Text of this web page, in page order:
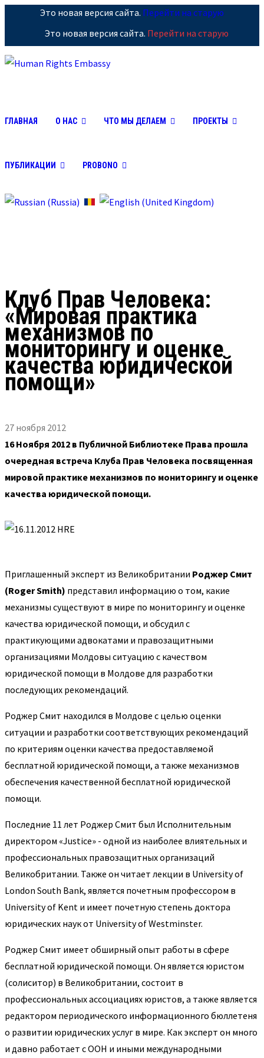
Это новая версия сайта. Перейти на старую
Это новая версия сайта. Перейти на старую
ГЛАВНАЯ О НАС ЧТО МЫ ДЕЛАЕМ ПРОЕКТЫ
ПУБЛИКАЦИИ PROBONO
Клуб Прав Человека:
«Мировая практика
механизмов по
мониторингу и оценке
качества юридической
помощи»
27 ноября 2012
16 Ноября 2012 в Публичной Библиотеке Права прошла
очередная встреча Клуба Прав Человека посвященная
мировой практике механизмов по мониторингу и оценке
качества юридической помощи.
Приглашенный эксперт из Великобритании Роджер Смит
(Roger Smith) представил информацию о том, какие
механизмы существуют в мире по мониторингу и оценке
качества юридической помощи, и обсудил с
практикующими адвокатами и правозащитными
организациями Молдовы ситуацию с качеством
юридической помощи в Молдове для разработки
последующих рекомендаций.
Роджер Смит находился в Молдове с целью оценки
ситуации и разработки соответствующих рекомендаций
по критериям оценки качества предоставляемой
бесплатной юридической помощи, а также механизмов
обеспечения качественной бесплатной юридической
помощи.
Последние 11 лет Роджер Смит был Исполнительным
директором «Justice» - одной из наиболее влиятельных и
профессиональных правозащитных организаций
Великобритании. Также он читает лекции в University of
London South Bank, является почетным профессором в
University of Kent и имеет почетную степень доктора
юридических наук от University of Westminster.
Роджер Смит имеет обширный опыт работы в сфере
бесплатной юридической помощи. Он является юристом
(солиситор) в Великобритании, состоит в
профессиональных ассоциациях юристов, а также является
редактором периодического информационного бюллетеня
о развитии юридических услуг в мире. Как эксперт он много
и давно работает с ООН и иными международными